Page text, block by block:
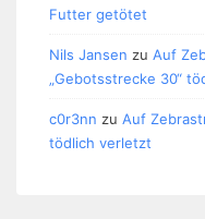
Futter getötet
Nils Jansen zu Auf
„Gebotsstrecke 30“
c0r3nn zu Auf
tödlich verletzt